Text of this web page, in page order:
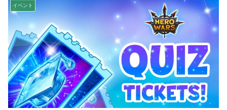
イベント